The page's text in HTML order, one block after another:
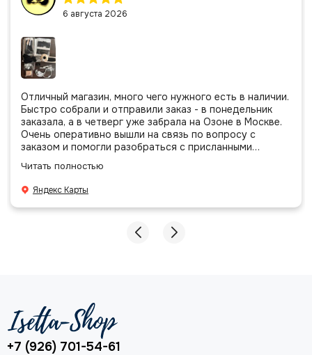
6 августа 2026
Отличный магазин, много чего нужного есть в наличии.
Быстро собрали и отправили заказ - в понедельник
заказала, а в четверг уже забрала на Озоне в Москве.
Очень оперативно вышли на связь по вопросу с
заказом и помогли разобраться с присланными
даже есть подарочек, очень приятно. Спасибо
большое команде!
Читать полностью
Яндекс Карты
+7 (926) 701-54-61